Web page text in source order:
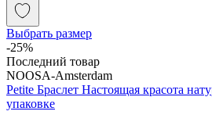
Выбрать размер
-25%
Последний товар
NOOSA-Amsterdam
Petite Браслет Настоящая красота
упаковке